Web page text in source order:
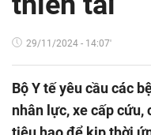
29/11/2024 - 14:07'
Bộ Y tế yêu cầu các
nhân lực, xe cấp cứu,